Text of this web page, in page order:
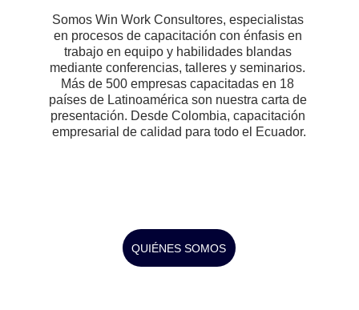
Somos Win Work Consultores, especialistas
en procesos de capacitación con énfasis en
trabajo en equipo y habilidades blandas
mediante conferencias, talleres y seminarios.
Más de 500 empresas capacitadas en 18
países de Latinoamérica son nuestra carta de
presentación. Desde Colombia, capacitación
empresarial de calidad para todo el Ecuador.
QUIÉNES SOMOS